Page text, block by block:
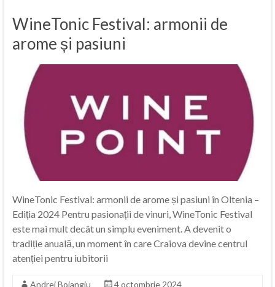
WineTonic Festival: armonii de
arome și pasiuni
WineTonic Festival: armonii de arome și pasiuni în Oltenia –
Ediția 2024 Pentru pasionații de vinuri, WineTonic Festival
este mai mult decât un simplu eveniment. A devenit o
tradiție anuală, un moment în care Craiova devine centrul
atenției pentru iubitorii
Andrei Boiangiu
4 octombrie 2024